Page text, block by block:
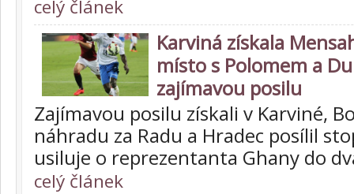
celý článek
Karviná získala
místo s Polomem a
zajímavou posilu
Zajímavou posilu získali v Karviné,
náhradu za Radu a Hradec posílil
usiluje o reprezentanta Ghany do
celý článek